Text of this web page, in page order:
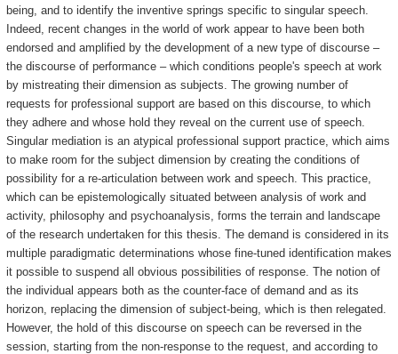
being, and to identify the inventive springs specific to singular speech.
Indeed, recent changes in the world of work appear to have been both
endorsed and amplified by the development of a new type of discourse –
the discourse of performance – which conditions people's speech at work
by mistreating their dimension as subjects. The growing number of
requests for professional support are based on this discourse, to which
they adhere and whose hold they reveal on the current use of speech.
Singular mediation is an atypical professional support practice, which aims
to make room for the subject dimension by creating the conditions of
possibility for a re-articulation between work and speech. This practice,
which can be epistemologically situated between analysis of work and
activity, philosophy and psychoanalysis, forms the terrain and landscape
of the research undertaken for this thesis. The demand is considered in its
multiple paradigmatic determinations whose fine-tuned identification makes
it possible to suspend all obvious possibilities of response. The notion of
the individual appears both as the counter-face of demand and as its
horizon, replacing the dimension of subject-being, which is then relegated.
However, the hold of this discourse on speech can be reversed in the
session, starting from the non-response to the request, and according to